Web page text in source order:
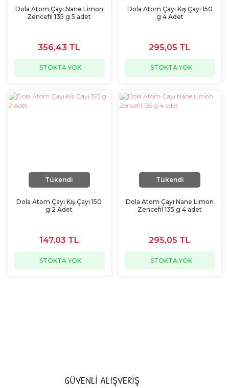
Dola Atom Çayı Nane Limon
Zencefil 135 g 5 adet
356,43 TL
STOKTA YOK
Dola Atom Çayı Kış Çayı 150
g 4 Adet
295,05 TL
STOKTA YOK
Tükendi
Dola Atom Çayı Kış Çayı 150
g 2 Adet
147,03 TL
STOKTA YOK
Tükendi
Dola Atom Çayı Nane Limon
Zencefil 135 g 4 adet
295,05 TL
STOKTA YOK
GÜVENLİ ALIŞVERİŞ